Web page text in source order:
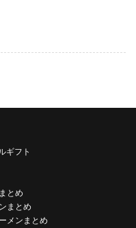
ギフト
とめ
まとめ
メンまとめ